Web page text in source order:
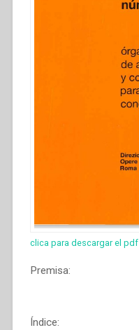
clica para descargar el pdf
Premisa:
Índice: